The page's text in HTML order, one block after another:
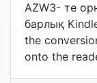
AZW3- те
барлық
the
onto the